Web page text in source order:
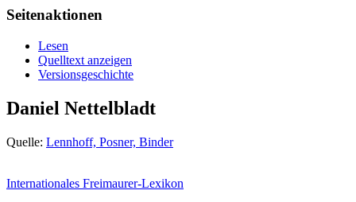
Seitenaktionen
Lesen
Quelltext anzeigen
Versionsgeschichte
Daniel Nettelbladt
Quelle: Lennhoff, Posner, Binder
Internationales Freimaurer-Lexikon